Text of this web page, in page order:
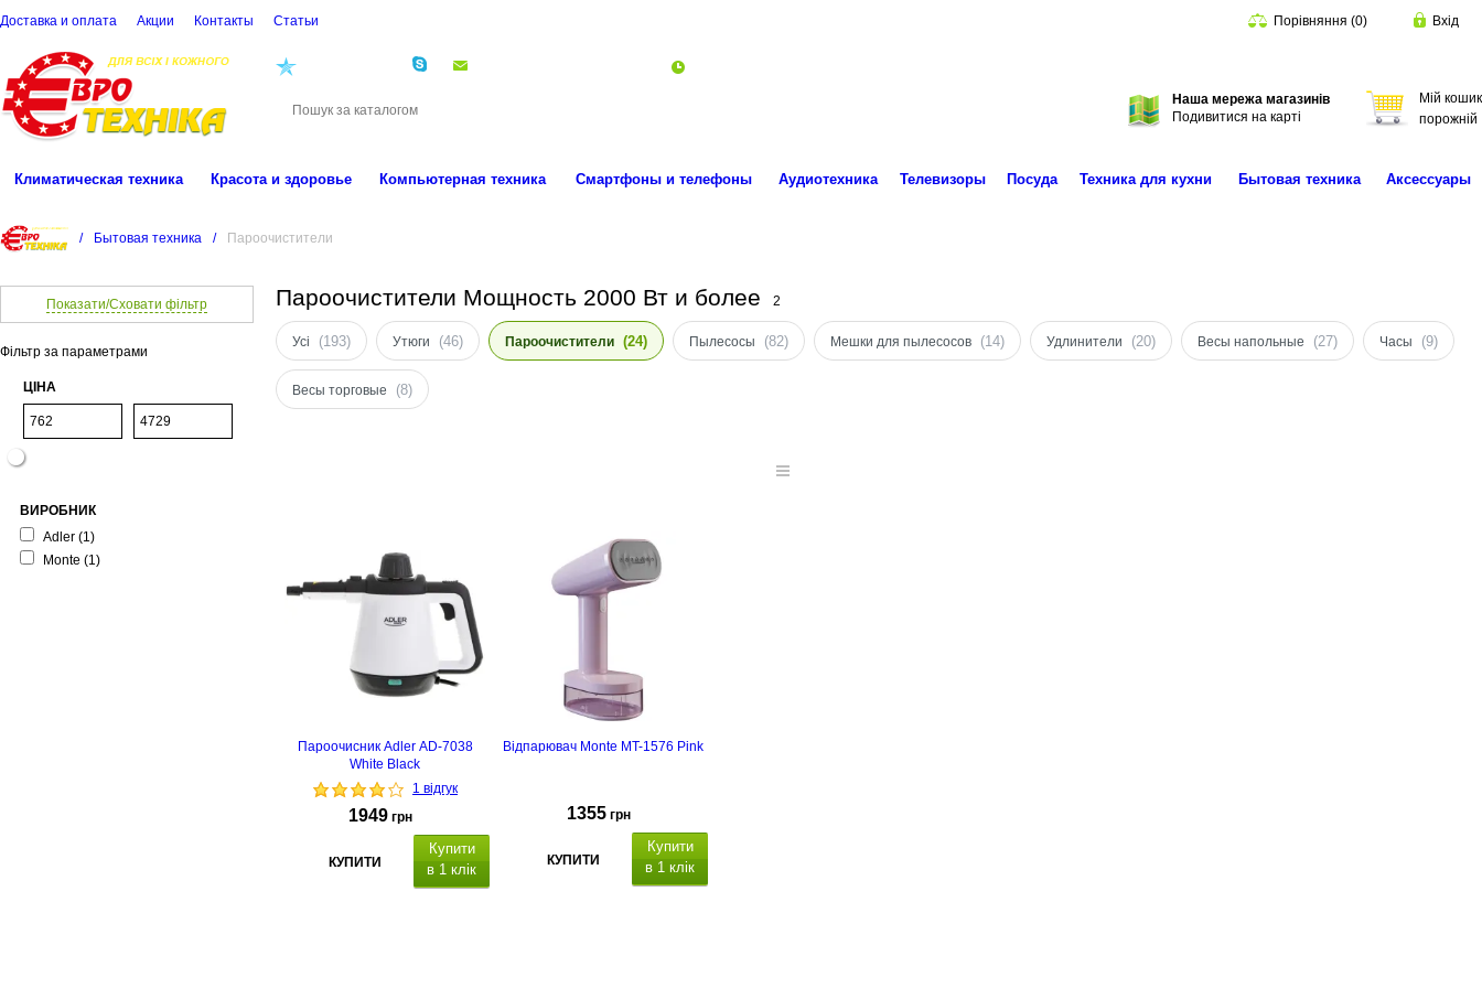
Доставка и оплата Акции Контакты Cтатьи Порівняння (0) Вхід
Наша мережа магазинів
Подивитися на карті
Мій кошик
порожній
Климатическая техника Красота и здоровье Компьютерная техника Смартфоны и телефоны Аудиотехника Телевизоры Посуда Техника для кухни Бытовая техника Аксессуары
/ Бытовая техника / Пароочистители
Показати/Сховати фільтр
Фільтр за параметрами
ЦІНА
ВИРОБНИК
Adler (1)
Monte (1)
Пароочистители Мощность 2000 Вт и более 2
Усі (193) Утюги (46) Пароочистители (24) Пылесосы (82) Мешки для пылесосов (14) Удлинители (20) Весы напольные (27) Часы (9)
Весы торговые (8)
Пароочисник Adler AD-7038
White Black
1 відгук
1949 грн
КУПИТИ
Купити
в 1 клік
Відпарювач Monte MT-1576 Pink
1355 грн
КУПИТИ
Купити
в 1 клік